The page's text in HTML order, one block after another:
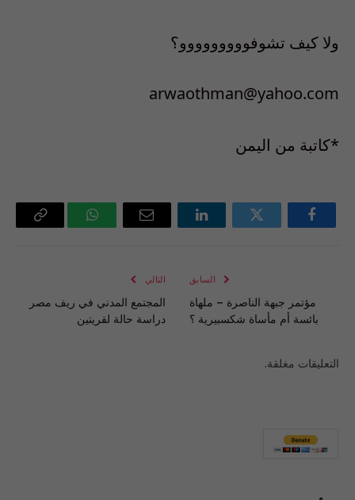
ولا كيف تشوفووووووووو؟
arwaothman@yahoo.com
*كاتبة من اليمن
فيسبوك تويتر لينكدإن
البريد
واتساب Copy
السابق
مؤتمر جبهة الناصرة – ملهاة
بائسة أم مأساة شكسبيرية ؟
التالي
المجتمع المدني في ريف مصر
دراسة حالة لقريتين
التعليقات مغلقة.